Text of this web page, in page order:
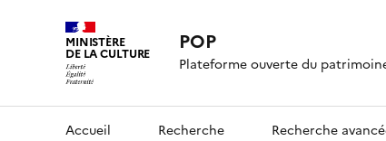
MINISTÈRE
DE LA CULTURE POP
Plateforme ouverte du
Accueil Recherche Recherche